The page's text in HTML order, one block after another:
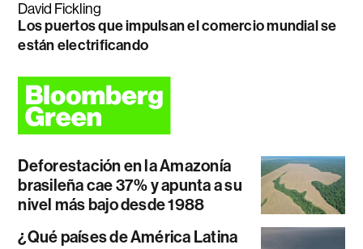
David Fickling
Los puertos que impulsan el comercio mundial se
están electrificando
Deforestación en la Amazonía
brasileña cae 37% y apunta a su
nivel más bajo desde 1988
¿Qué países de América Latina